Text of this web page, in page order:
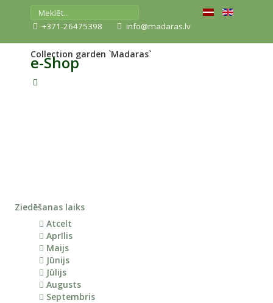
+371-26475398 info@madaras.lv
e-Shop
Collection garden `Madaras`
Ziedēšanas laiks
Atcelt
Aprīlis
Maijs
Jūnijs
Jūlijs
Augusts
Septembris